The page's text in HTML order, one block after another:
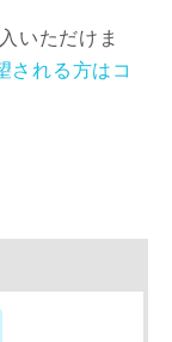
いただけま
される方はコ